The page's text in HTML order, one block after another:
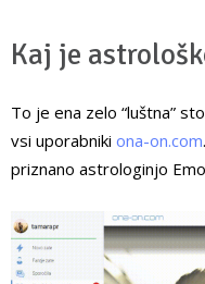
Kaj je
To je ena zelo “luštna”
vsi uporabniki ona-on.com
priznano astrologinjo